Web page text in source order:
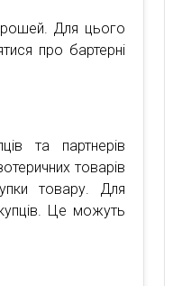
Для цього
про бартерні
та партнерів
товарів
товару. Для
Це можуть